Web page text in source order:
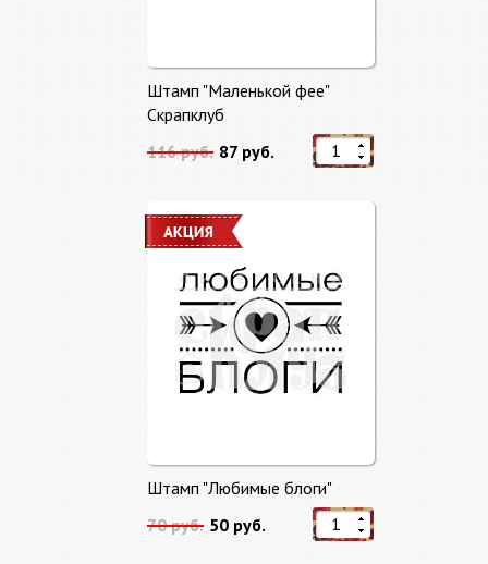
Штамп "Маленькой фее"
Скрапклуб
116 руб. 87 руб.
Штамп "Любимые блоги"
70 руб. 50 руб.